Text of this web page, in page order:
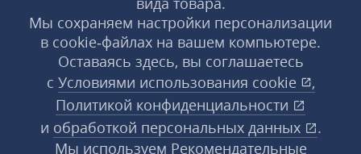
Мы сохраняем настройки персонализации
в cookie‑файлах на вашем компьютере.
Оставаясь здесь, вы соглашаетесь
с Условиями использования cookie
,
Политикой конфиденциальности
и обработкой персональных данных
.
Мы используем Рекомендательные